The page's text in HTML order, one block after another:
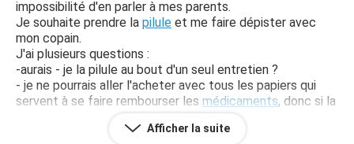
impossibilité d'en parler à mes parents.
Je souhaite prendre la pilule et me faire dépister avec
mon copain.
J'ai plusieurs questions :
-aurais - je la pilule au bout d'un seul entretien ?
- je ne pourrais aller l'acheter avec tous les papiers qui
servent à se faire rembourser les médicaments, donc si la
pilule qui me convient est une pilule payante elle est
censée être gratuite pour les mineures, l'est elle même
Afficher la suite